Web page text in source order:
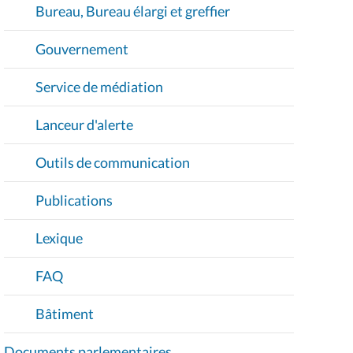
Bureau, Bureau élargi et greffier
Gouvernement
Service de médiation
Lanceur d'alerte
Outils de communication
Publications
Lexique
FAQ
Bâtiment